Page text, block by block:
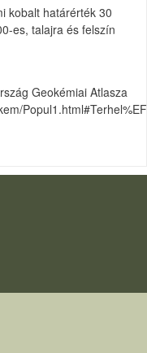
kobalt határérték 30
es, talajra és felszín
Geokémiai Atlasza